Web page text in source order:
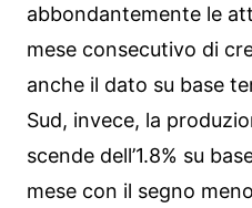
abbondantemente le
mese consecutivo di
anche il dato su base
Sud, invece, la
scende dell’1.8% su
mese con il segno